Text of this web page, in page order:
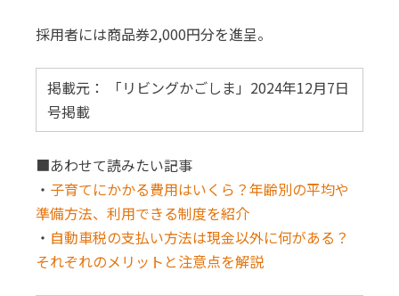
採用者には商品券2,000円分を進呈。
掲載元： 「リビングかごしま」2024年12月7日
号掲載
■あわせて読みたい記事
・ 子育てにかかる費用はいくら？年齢別の平均や
準備方法、利用できる制度を紹介
・ 自動車税の支払い方法は現金以外に何がある？
それぞれのメリットと注意点を解説